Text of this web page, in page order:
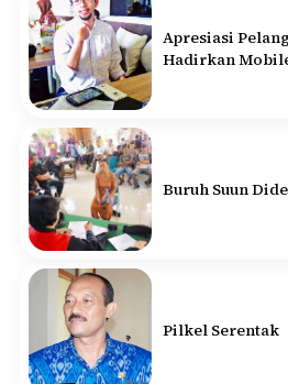
Apresiasi
Hadirkan
Buruh Suun
Pilkel Serentak